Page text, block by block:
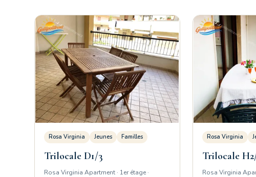
Rosa Virginia Jeunes Familles
Trilocale D1/3
Rosa Virginia Apartment · 1er étage ·
Rosa Virginia
Trilocale
Rosa Virginia